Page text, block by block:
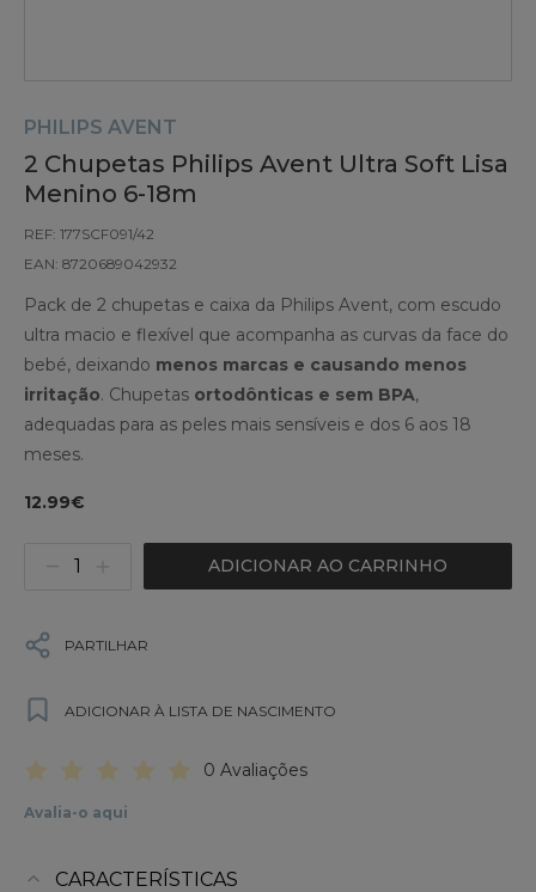
PHILIPS AVENT
2 Chupetas Philips Avent Ultra Soft Lisa
Menino 6-18m
REF: 177SCF091/42
EAN: 8720689042932
Pack de 2 chupetas e caixa da Philips Avent, com escudo
ultra macio e flexível que acompanha as curvas da face do
bebé, deixando menos marcas e causando menos
irritação. Chupetas ortodônticas e sem BPA,
adequadas para as peles mais sensíveis e dos 6 aos 18
meses.
12.99€
ADICIONAR AO CARRINHO
PARTILHAR
ADICIONAR À LISTA DE NASCIMENTO
0 Avaliações
Avalia-o aqui
CARACTERÍSTICAS